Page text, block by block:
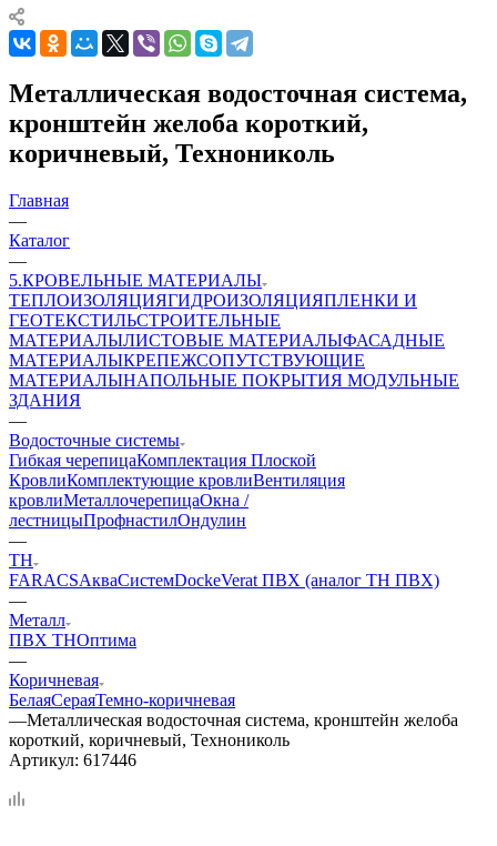
Металлическая водосточная система,
кронштейн желоба короткий,
коричневый, Технониколь
Главная
—
Каталог
—
5.КРОВЕЛЬНЫЕ МАТЕРИАЛЫ
ТЕПЛОИЗОЛЯЦИЯГИДРОИЗОЛЯЦИЯПЛЕНКИ И
ГЕОТЕКСТИЛЬСТРОИТЕЛЬНЫЕ
МАТЕРИАЛЫЛИСТОВЫЕ МАТЕРИАЛЫФАСАДНЫЕ
МАТЕРИАЛЫКРЕПЕЖСОПУТСТВУЮЩИЕ
МАТЕРИАЛЫНАПОЛЬНЫЕ ПОКРЫТИЯ МОДУЛЬНЫЕ
ЗДАНИЯ
—
Водосточные системы
Гибкая черепицаКомплектация Плоской
КровлиКомплектующие кровлиВентиляция
кровлиМеталлочерепицаОкна /
лестницыПрофнастилОндулин
—
ТН
FARACSАкваСистемDockeVerat ПВХ (аналог ТН ПВХ)
—
Металл
ПВХ ТНОптима
—
Коричневая
БелаяСераяТемно-коричневая
—Металлическая водосточная система, кронштейн желоба
короткий, коричневый, Технониколь
Артикул: 617446